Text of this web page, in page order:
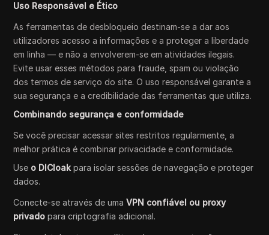
Uso Responsável e Ético
As ferramentas de desbloqueio destinam-se a dar aos
utilizadores acesso a informações e a proteger a liberdade
em linha — e não a envolverem-se em atividades ilegais.
Evite usar esses métodos para fraude, spam ou violação
dos termos de serviço do site. O uso responsável garante a
sua segurança e a credibilidade das ferramentas que utiliza.
Combinando segurança e conformidade
Se você precisar acessar sites restritos regularmente, a
melhor prática é combinar privacidade e conformidade.
Use o DICloak para isolar sessões de navegação e proteger
dados.
Conecte-se através de umaVPN confiável ou proxy
privado para criptografia adicional.